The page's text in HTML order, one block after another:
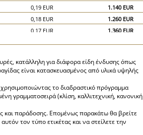
0,19 EUR
1.140 EUR
0,18 EUR
1.260 EUR
0,17 EUR
1.360 EUR
0,13 EUR
1.950 EUR
κατάλληλη για διάφορα είδη ένδυσης όπως
είναι κατασκευασμένος από υλικά υψηλής
το διαδραστικό πρόγραμμα
γραμματοσειρά (κλίση, καλλιτεχνική, κανονική
και παράδοσης. Επομένως παρακάτω θα βρείτε
τον τύπο ετικέτας και να στείλετε την